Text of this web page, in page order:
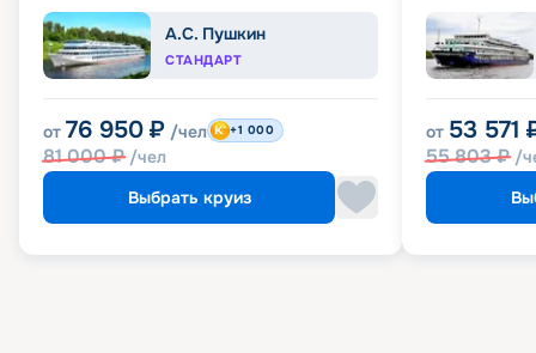
А.С. Пушкин
СТАНДАРТ
от 76 950 ₽ /чел
81 000₽ /чел
+1 000
Выбрать круиз
от 53 571
55 803₽ /